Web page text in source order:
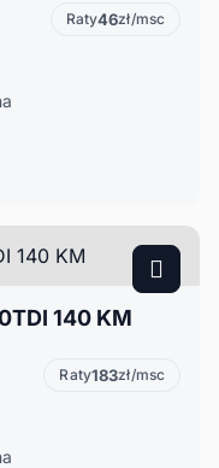
Raty46zł/msc
140 KM
Raty183zł/msc